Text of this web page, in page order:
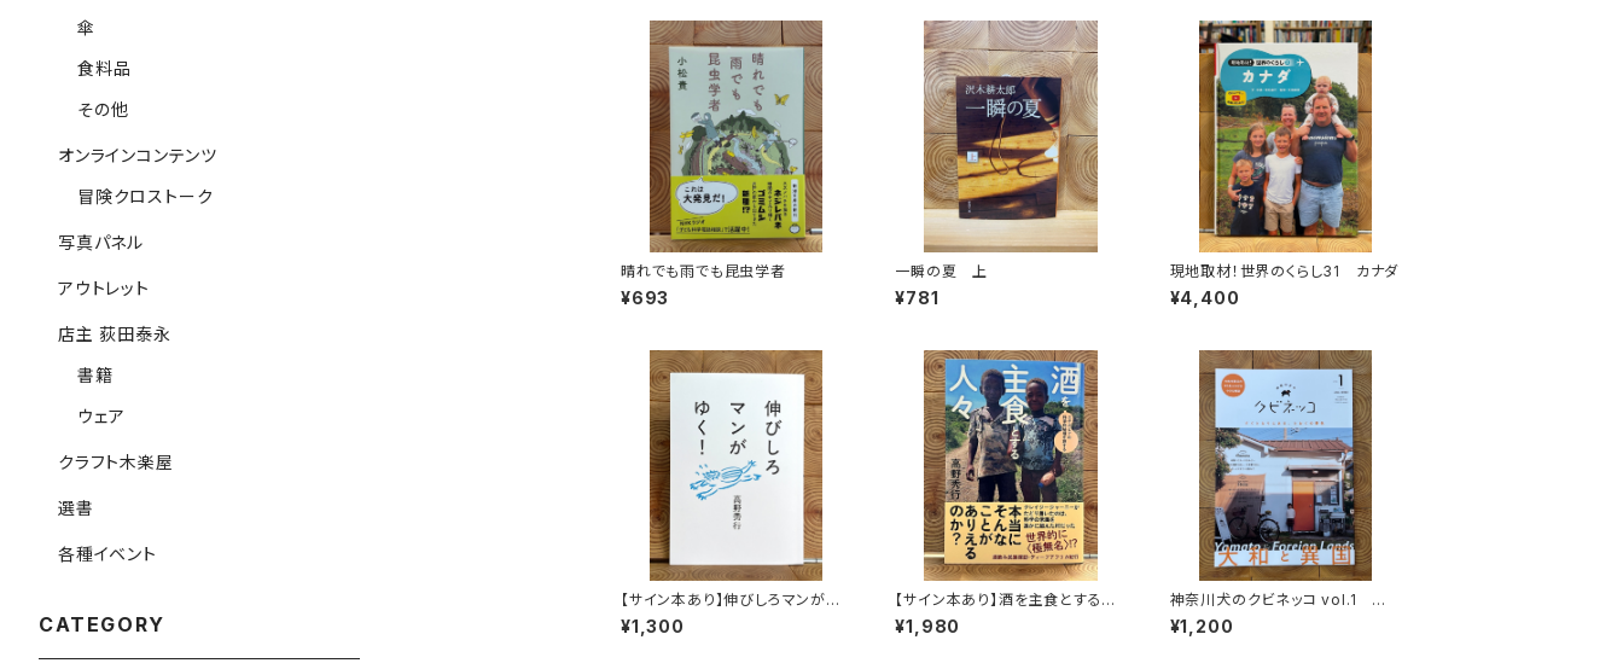
晴れでも雨でも昆虫学者
¥693
一瞬の夏 上
¥781
現地取材！世界のくらし31 カナダ
¥4,400
【サイン本あり】伸びしろマンがゆ
く！
¥1,300
【サイン本あり】酒を主食とする
人々 エチオピアの科学的秘境を
旅する
¥1,980
神奈川犬のクビネッコ vol.1 特
集：大和と異国
¥1,200
傘
食料品
その他
オンラインコンテンツ
冒険クロストーク
写真パネル
アウトレット
店主 荻田泰永
書籍
ウェア
クラフト木楽屋
選書
各種イベント
CATEGORY